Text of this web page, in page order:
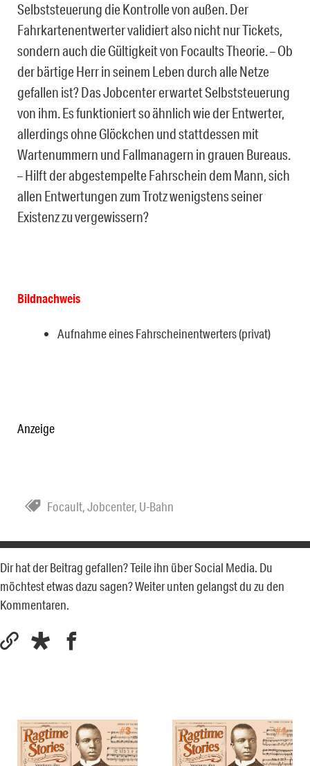
Selbststeuerung die Kontrolle von außen. Der
Fahrkartenentwerter validiert also nicht nur Tickets,
sondern auch die Gültigkeit von Focaults Theorie. – Ob
der bärtige Herr in seinem Leben durch alle Netze
gefallen ist? Das Jobcenter erwartet Selbststeuerung
von ihm. Es funktioniert so ähnlich wie der Entwerter,
allerdings ohne Glöckchen und stattdessen mit
Wartenummern und Fallmanagern in grauen Bureaus.
– Hilft der abgestempelte Fahrschein dem Mann, sich
allen Entwertungen zum Trotz wenigstens seiner
Existenz zu vergewissern?
Bildnachweis
Aufnahme eines Fahrscheinentwerters (privat)
Anzeige
Focault,Jobcenter, U-Bahn
Dir hat der Beitrag gefallen? Teile ihn über Social Media. Du
möchtest etwas dazu sagen? Weiter unten gelangst du zu den
Kommentaren.